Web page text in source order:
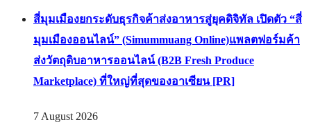
สี่มุมเมืองยกระดับธุรกิจค้าส่งอาหารสู่ยุคดิจิทัล เปิดตัว “สี่
มุมเมืองออนไลน์” (Simummuang Online)แพลตฟอร์มค้า
ส่งวัตถุดิบอาหารออนไลน์ (B2B Fresh Produce
Marketplace) ที่ใหญ่ที่สุดของอาเซียน [PR]
7 August 2026